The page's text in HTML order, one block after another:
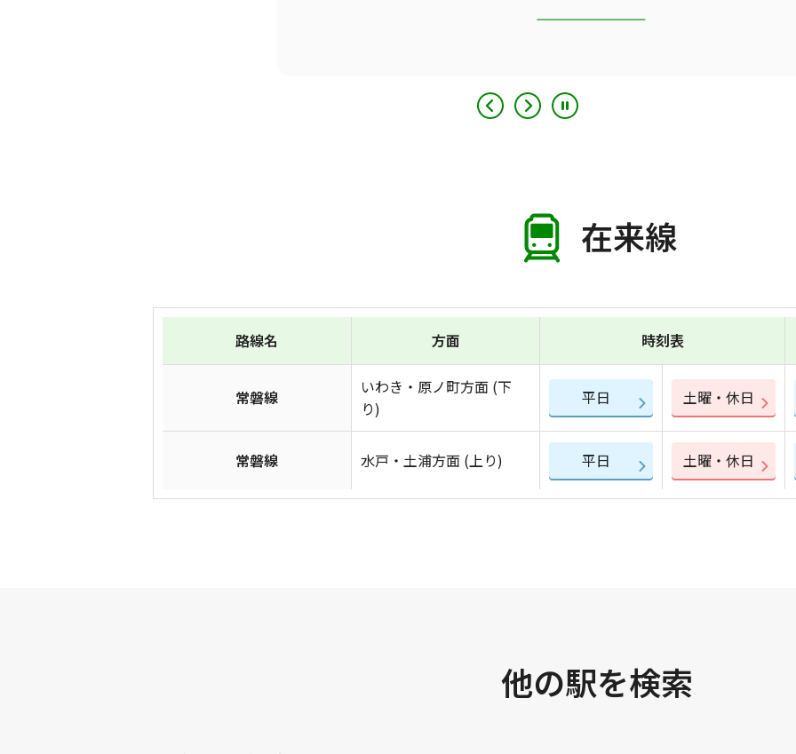
在来線
路線名 方面 時刻表
常磐線
いわき・原ノ町方面 (下
り)
平日 土曜・休日
常磐線 水戸・土浦方面 (上り) 平日 土曜・休日
他の駅を検索